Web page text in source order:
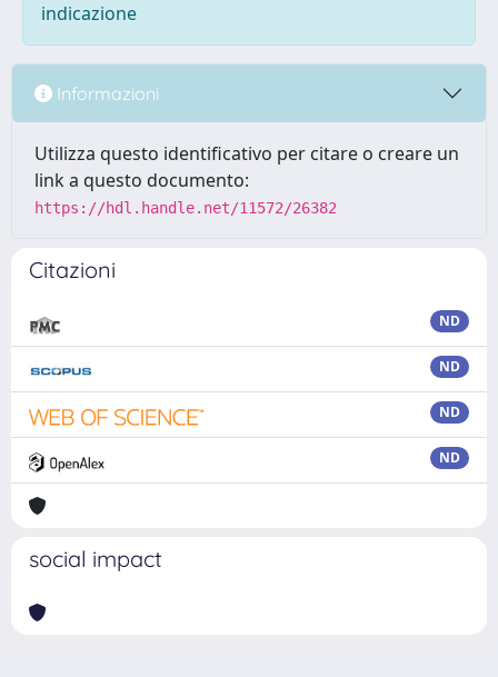
indicazione
Informazioni
Utilizza questo identificativo per citare o creare un
link a questo documento:
https://hdl.handle.net/11572/26382
Citazioni
ND
ND
ND
ND
social impact